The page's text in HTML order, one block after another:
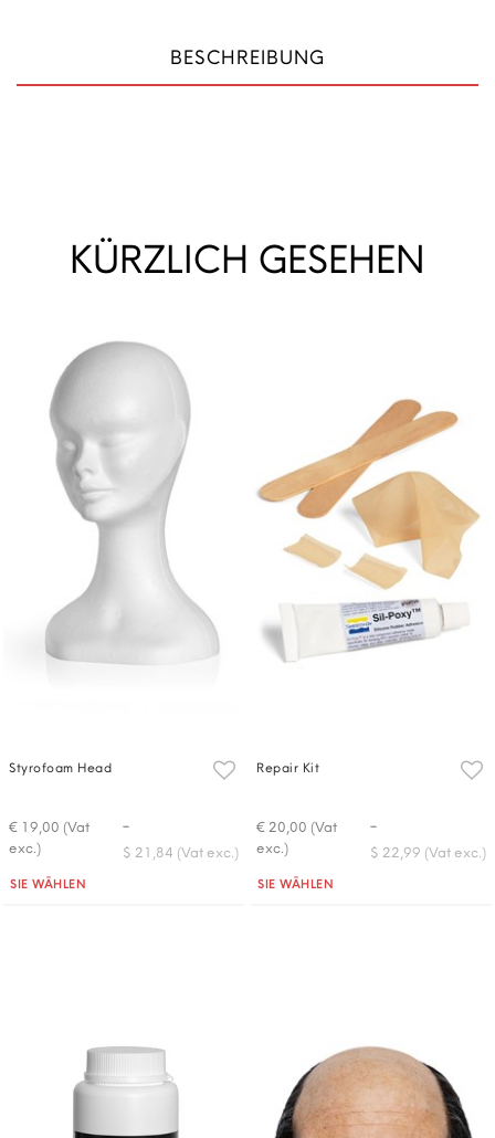
BESCHREIBUNG
KÜRZLICH GESEHEN
Styrofoam Head
€ 19,00 (Vat
exc.)
-
$ 21,84 (Vat exc.)
Quantità
SIE WÄHLEN
Repair Kit
€ 20,00 (Vat
exc.)
-
$ 22,99 (Vat exc.)
Quantità
SIE WÄHLEN